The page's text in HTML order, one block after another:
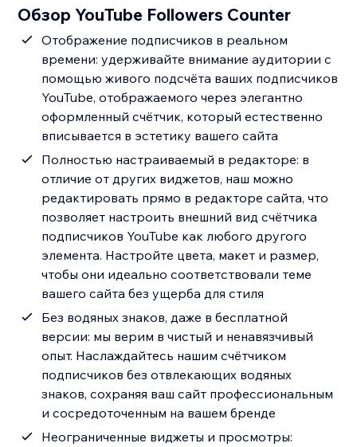
Обзор YouTube Followers Counter
Отображение подписчиков в реальном
времени: удерживайте внимание аудитории с
помощью живого подсчёта ваших подписчиков
YouTube, отображаемого через элегантно
оформленный счётчик, который естественно
вписывается в эстетику вашего сайта
Полностью настраиваемый в редакторе: в
отличие от других виджетов, наш можно
редактировать прямо в редакторе сайта, что
позволяет настроить внешний вид счётчика
подписчиков YouTube как любого другого
элемента. Настройте цвета, макет и размер,
чтобы они идеально соответствовали теме
вашего сайта без ущерба для стиля
Без водяных знаков, даже в бесплатной
версии: мы верим в чистый и ненавязчивый
опыт. Наслаждайтесь нашим счётчиком
подписчиков без отвлекающих водяных
знаков, сохраняя ваш сайт профессиональным
и сосредоточенным на вашем бренде
Неограниченные виджеты и просмотры: